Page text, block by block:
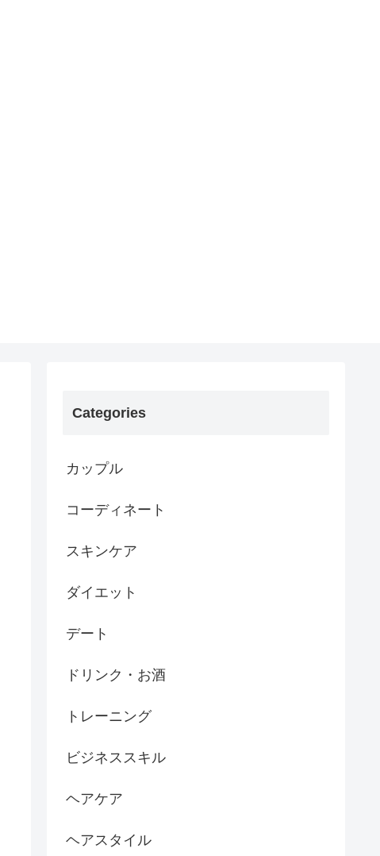
Categories
カップル
コーディネート
スキンケア
ダイエット
デート
ドリンク・お酒
トレーニング
ビジネススキル
ヘアケア
ヘアスタイル